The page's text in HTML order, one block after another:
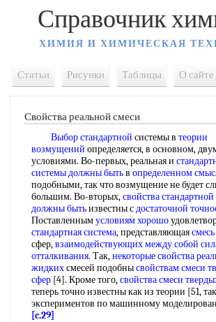
Справочник
ХИМИЯ И ХИМИЧЕСКАЯ
Статьи Рисунки Таблицы О сайте
Свойства реальной смеси
Выбор стандартной системы в теории
возмущений определяется, в основном,
условиями. Во-первых, реальная и
системыдолжны бытьв определенном
подобными, так что возмущение не будет
большим. Во-вторых,свойства стандартной
должны бытьизвестны сдостаточной
Поставленнымусловиям хорошо
стандартная система, представляющая
сфер,взаимодействующих междусобой
отталкивания. Так,некоторые свойства
жидкихсмесей подобнысвойствам смеси
сфер [4]. Кроме того,свойства смеси
теперь точно известны как из теории [51,
экспериментов по машинному
[c.29]